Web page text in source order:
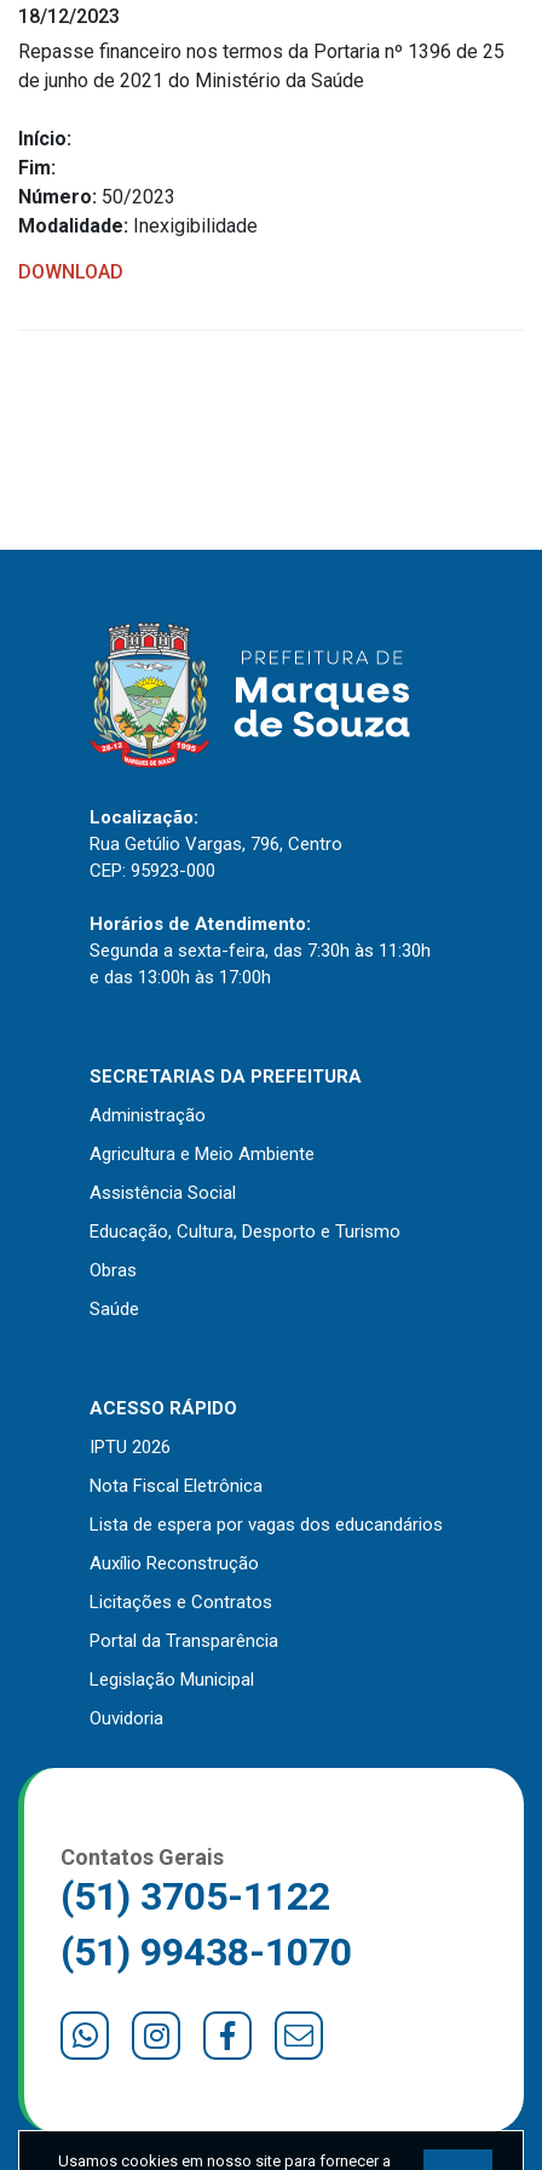
Estrutura Organizacional
Administração
Agricultura e Meio Ambiente
Assistência Social
Ouvidoria
Portal do Cidadão
Portal do Servidor
Publicações
Diário Oficial (Até 30/04)
Recursos Humanos
Concursos
Instruções Normativas
Licitações
Dispensas e Inexigibilidades
Chamamentos Públicos
Leis, Decretos e Portarias
Transparência
Portal da Transparência
Radar da Transparência
Cespro
Downloads
18/12/2023
Repasse financeiro nos termos da Portaria nº 1396 de 25
de junho de 2021 do Ministério da Saúde
Início:
Fim:
Número: 50/2023
Modalidade: Inexigibilidade
DOWNLOAD
Usamos cookies em nosso site para fornecer a
Localização:
Rua Getúlio Vargas, 796, Centro
CEP: 95923-000
Horários de Atendimento:
Segunda a sexta-feira, das 7:30h às 11:30h
e das 13:00h às 17:00h
SECRETARIAS DA PREFEITURA
Administração
Agricultura e Meio Ambiente
Assistência Social
Educação, Cultura, Desporto e Turismo
Obras
Saúde
ACESSO RÁPIDO
IPTU 2026
Nota Fiscal Eletrônica
Lista de espera por vagas dos educandários
Auxílio Reconstrução
Licitações e Contratos
Portal da Transparência
Legislação Municipal
Ouvidoria
Contatos Gerais
(51) 3705-1122
(51) 99438-1070